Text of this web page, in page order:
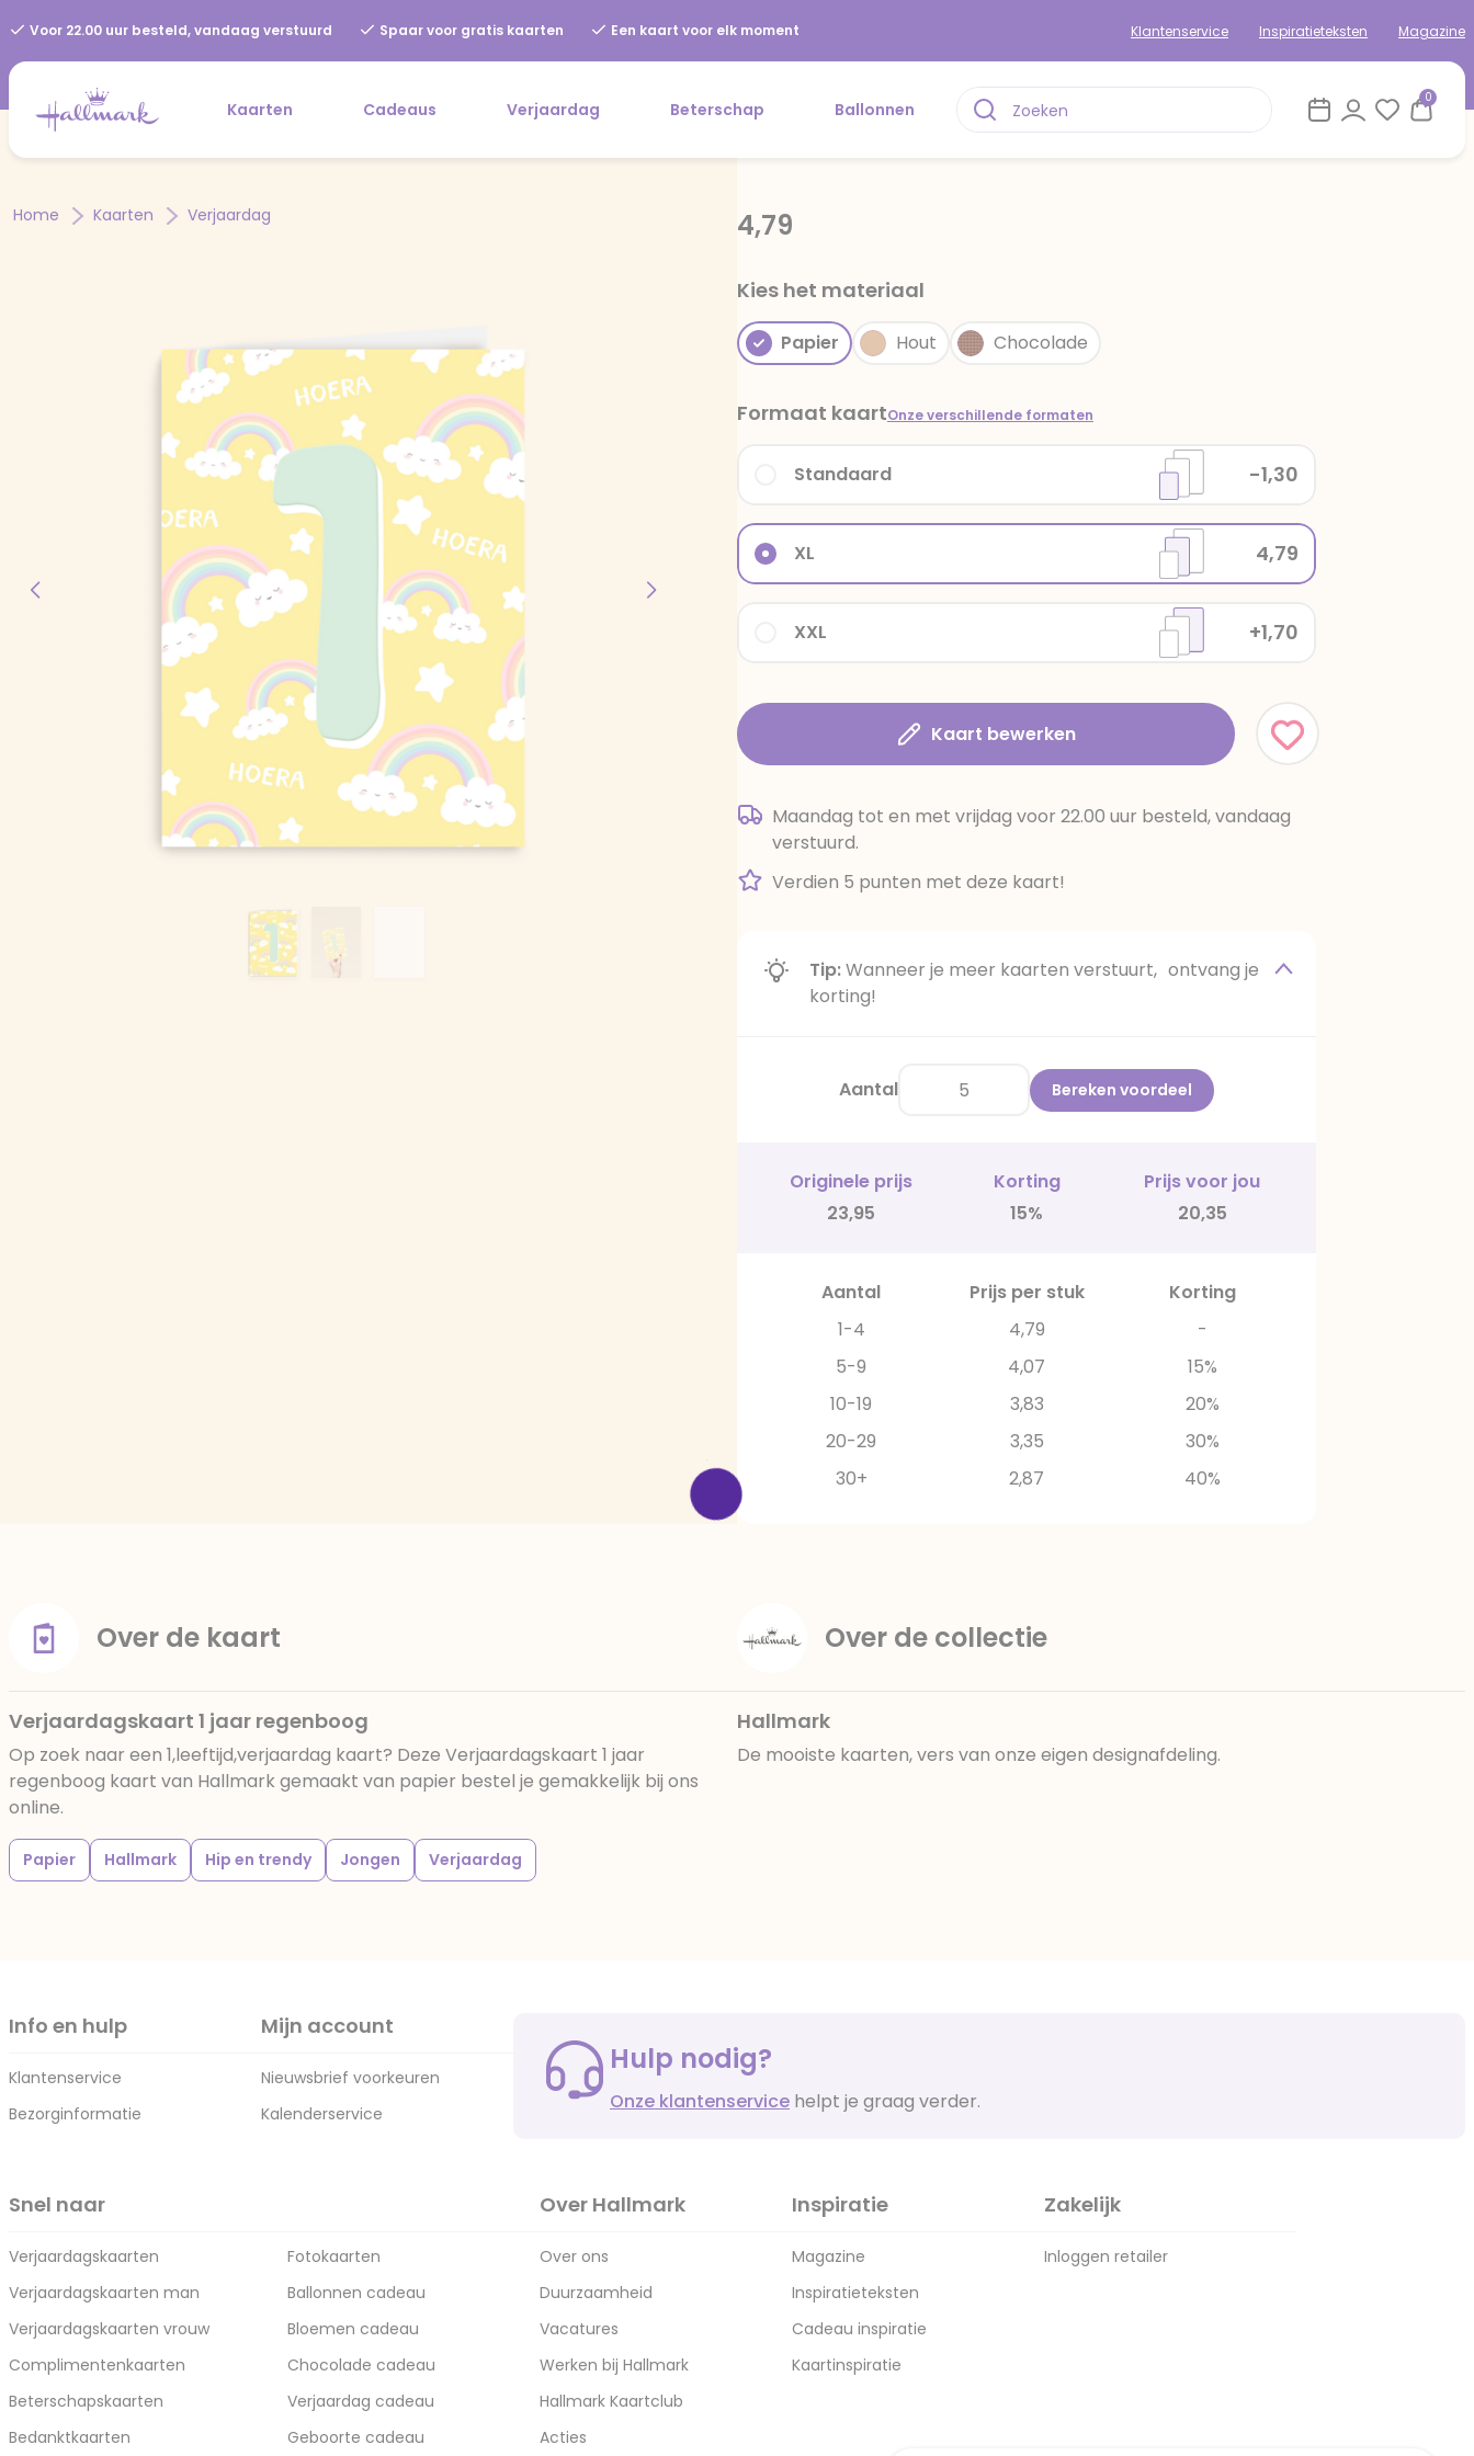
Voor 22.00 uur besteld, vandaag verstuurd Spaar voor gratis kaarten Een kaart voor elk moment Klantenservice Inspiratieteksten Magazine
Kaarten Cadeaus Verjaardag Beterschap Ballonnen
0
Home Kaarten Verjaardag 4,79
Kies het materiaal
Papier Hout Chocolade
Formaat kaartOnze verschillende formaten
XXL +1,70
XL 4,79
Standaard -1,30
Kaart bewerken
Maandag tot en met vrijdag voor 22.00 uur besteld, vandaag
verstuurd.
Verdien 5 punten met deze kaart!
Tip:Wanneer je meer kaarten verstuurt, ontvang je
korting!
Aantal Bereken voordeel
Originele prijs Korting
Prijs voor jou
23,95
15% 20,35
Aantal Prijs per stuk
Korting
1-4
4,79
-
5-9
4,07
15%
10-19
3,83
20%
20-29
3,35
30%
30+
2,87 40%
Over de kaart
Verjaardagskaart 1 jaar regenboog
Op zoek naar een 1,leeftijd,verjaardag kaart? Deze Verjaardagskaart 1 jaar
regenboog kaart van Hallmark gemaakt van papier bestel je gemakkelijk bij ons
online.
Papier Hallmark Hip en trendy Jongen Verjaardag
Over de collectie
Hallmark
De mooiste kaarten, vers van onze eigen designafdeling.
Info en hulp
Klantenservice
Bezorginformatie
Mijn account
Nieuwsbrief voorkeuren
Kalenderservice
Hulp nodig?
Onze klantenservice helpt je graag verder.
Snel naar
Verjaardagskaarten
Verjaardagskaarten man
Verjaardagskaarten vrouw
Complimentenkaarten
Beterschapskaarten
Bedanktkaarten
Fotokaarten
Ballonnen cadeau
Bloemen cadeau
Chocolade cadeau
Verjaardag cadeau
Geboorte cadeau
Over Hallmark
Over ons
Duurzaamheid
Vacatures
Werken bij Hallmark
Hallmark Kaartclub
Acties
Inspiratie
Magazine
Inspiratieteksten
Cadeau inspiratie
Kaartinspiratie
Zakelijk
Inloggen retailer